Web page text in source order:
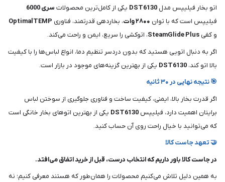
اتو بخار فیلیپس مدل DST6130 یکی از کامل‌ترین محصولات سری 6000
فیلیپس است که با توان ۲۸۰۰ وات ، بخاردهی قدرتمند، فناوری OptimalTEMP
و کفی SteamGlide Plus، اتوکشی را سریع، ایمن و راحت می‌کند.
اگر به دنبال اتویی هستید که بدون دردسر تنظیم دما، انواع لباس‌ها را با کیفیت
بالا اتو کند، DST6130 یکی از بهترین گزینه‌های موجود در بازار است.
🎯 نتیجه نهایی در ۳۰ ثانیه
اگر قدرت بخار بالا، ایمنی، کیفیت ساخت و فناوری جلوگیری از سوختن لباس
برایتان اهمیت دارد، فیلیپس DST6130 یکی از بهترین اتوهای بخار خانگی است
که می‌توانید با خیال راحت روی آن حساب کنید.
🤝 تعهد جاست کالا
در جاست کالا باور داریم که انتخاب درست، قبل از خرید اتفاق می‌افتد.
به همین دلیل تلاش می‌کنیم محصولات را همان‌طور که هستند معرفی کنیم؛ نه